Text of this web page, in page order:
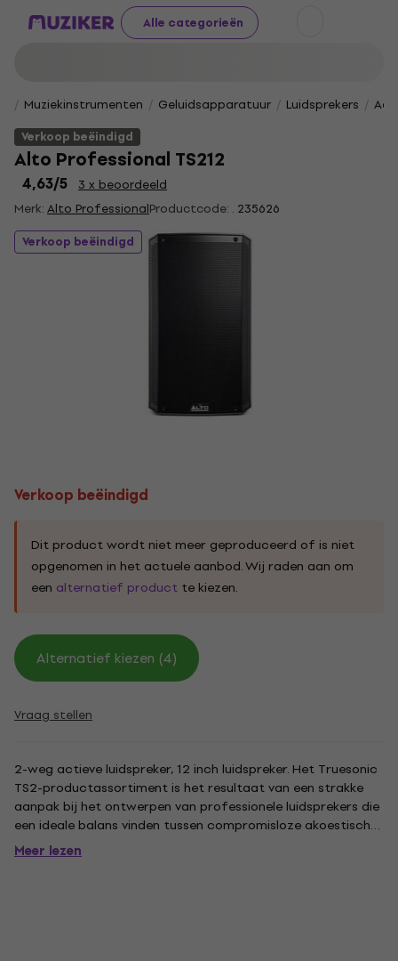
Alle categorieën
Muziekinstrumenten Geluidsapparatuur Luidsprekers
Verkoop beëindigd
Alto Professional TS212
4,63/5
3 x beoordeeld
Merk:Alto ProfessionalProductcode: . 235626
Verkoop beëindigd
Verkoop beëindigd
Dit product wordt niet meer geproduceerd of is niet
opgenomen in het actuele aanbod. Wij raden aan om
een alternatief product te kiezen.
Alternatief kiezen (4)
Vraag stellen
2-weg actieve luidspreker, 12 inch luidspreker. Het Truesonic
TS2-productassortiment is het resultaat van een strakke
aanpak bij het ontwerpen van professionele luidsprekers die
een ideale balans vinden tussen compromisloze akoestische
prestaties, het complete scala aan functies die gebruikers
eisen en uitstekende ergonomie en bruikbaarheid -...
Meer lezen